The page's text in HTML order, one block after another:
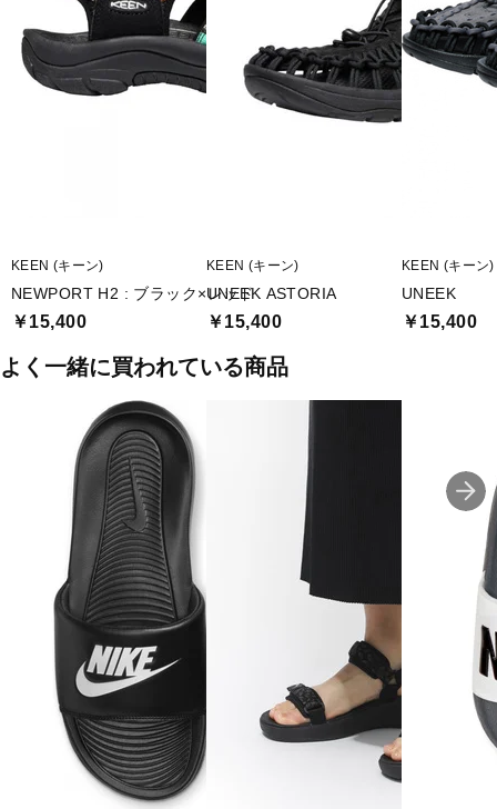
※ワイズを確認の上お買い求め下さい。また、足のサイズは甲高、
幅等個人差がありますので、あくまで目安としてご判断ください。
■メーカー型番：1014097
KEEN (キーン)
NEWPORT H2 : ブラック×レッド
￥15,400
KEEN (キーン)
UNEEK ASTORIA
￥15,400
KEEN (キーン)
UNEEK
￥15,400
よく一緒に買われている商品